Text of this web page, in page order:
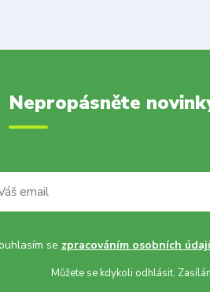
Nepropásněte
se zpracováním osobních
Můžete se kdykoli odhlásit.